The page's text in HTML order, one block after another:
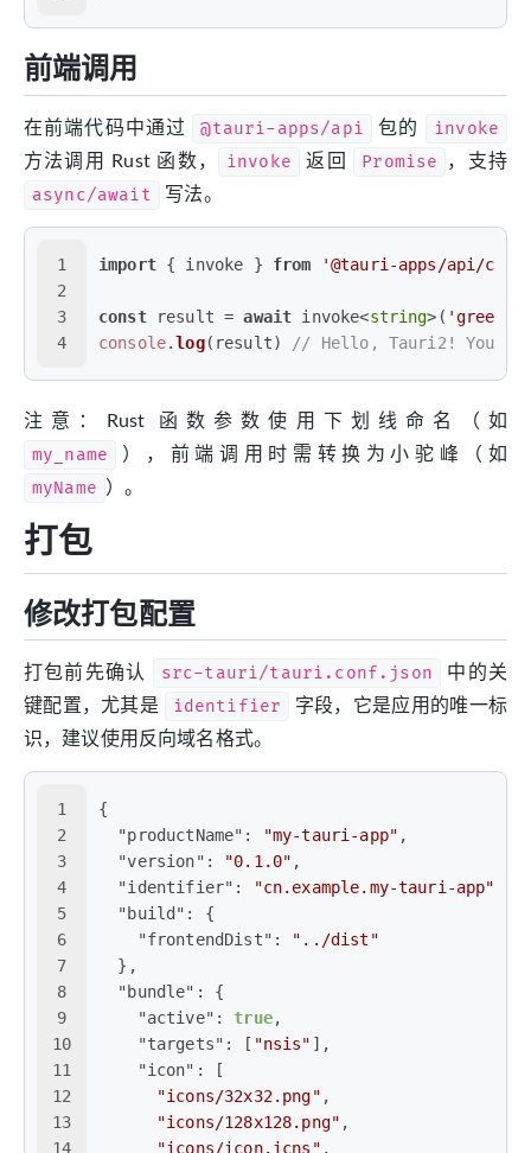
前端调用
在前端代码中通过 @tauri-apps/api 包的 invoke
方法调用 Rust 函数， invoke 返回 Promise ，支持
async/await 写法。
1
2
3
4
import { invoke } from '@tauri-apps/api/
const result = await invoke<string>( 'greet'
console.log(result) // Hello, Tauri2! You've
注意：Rust 函数参数使用下划线命名（如
my_name ），前端调用时需转换为小驼峰（如
myName ）。
打包
修改打包配置
打包前先确认 src-tauri/tauri.conf.json
中的关
键配置，尤其是
identifier
字段，它是应用的唯一标
识，建议使用反向域名格式。
1
2
3
4
5
6
7
8
9
10
11
12
13
14
{
"productName" : "my-tauri-app" ,
"version" : "0.1.0" ,
"identifier" : "cn.example.my-tauri-app"
"build" :
{
"frontendDist" :
"../dist"
} ,
"bundle" :
{
"active" : true,
"targets" : [ "nsis" ] ,
"icon" :
[
"icons/32x32.png" ,
"icons/128x128.png" ,
"icons/icon.icns" ,